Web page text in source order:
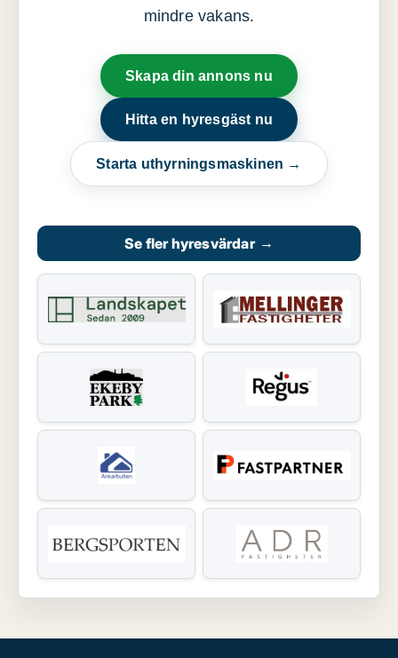
mindre vakans.
Skapa din annons nu
Hitta en hyresgäst nu
Starta uthyrningsmaskinen →
Se fler hyresvärdar →